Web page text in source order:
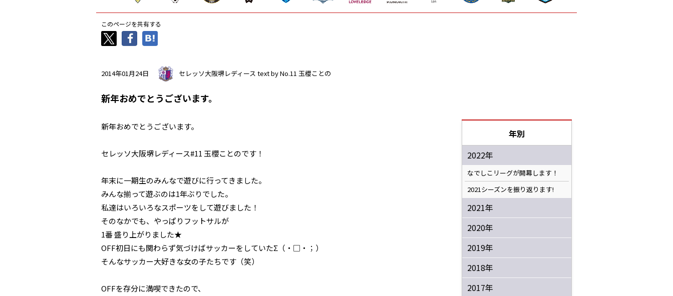
このページを共有する
2014年01月24日 セレッソ大阪堺レディース text by No.11 玉櫻ことの
新年おめでとうございます。
新年おめでとうございます。
セレッソ大阪堺レディース#11 玉櫻ことのです！
年末に一期生のみんなで遊びに行ってきました。
みんな揃って遊ぶのは1年ぶりでした。
私達はいろいろなスポーツをして遊びました！
そのなかでも、やっぱりフットサルが
1番 盛り上がりました★
OFF初日にも関わらず気づけばサッカーをしていたΣ（・□・；）
そんなサッカー大好きな女の子たちです（笑）
OFFを存分に満喫できたので、
年別
2022年
なでしこリーグが開幕します！
2021シーズンを振り返ります!
2021年
2020年
2019年
2018年
2017年